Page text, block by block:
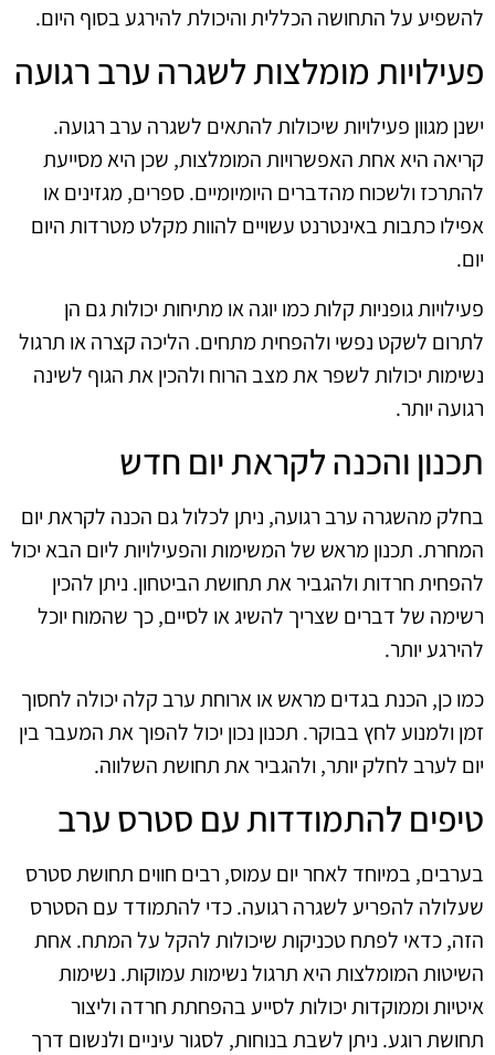
להשפיע על התחושה הכללית והיכולת להירגע בסוף היום.
פעילויות מומלצות לשגרה ערב רגועה
ישנן מגוון פעילויות שיכולות להתאים לשגרה ערב רגועה.
קריאה היא אחת האפשרויות המומלצות, שכן היא מסייעת
להתרכז ולשכוח מהדברים היומיומיים. ספרים, מגזינים או
אפילו כתבות באינטרנט עשויים להוות מקלט מטרדות היום
יום.
פעילויות גופניות קלות כמו יוגה או מתיחות יכולות גם הן
לתרום לשקט נפשי ולהפחית מתחים. הליכה קצרה או תרגול
נשימות יכולות לשפר את מצב הרוח ולהכין את הגוף לשינה
רגועה יותר.
תכנון והכנה לקראת יום חדש
בחלק מהשגרה ערב רגועה, ניתן לכלול גם הכנה לקראת יום
המחרת. תכנון מראש של המשימות והפעילויות ליום הבא יכול
להפחית חרדות ולהגביר את תחושת הביטחון. ניתן להכין
רשימה של דברים שצריך להשיג או לסיים, כך שהמוח יוכל
להירגע יותר.
כמו כן, הכנת בגדים מראש או ארוחת ערב קלה יכולה לחסוך
זמן ולמנוע לחץ בבוקר. תכנון נכון יכול להפוך את המעבר בין
יום לערב לחלק יותר, ולהגביר את תחושת השלווה.
טיפים להתמודדות עם סטרס ערב
בערבים, במיוחד לאחר יום עמוס, רבים חווים תחושת סטרס
שעלולה להפריע לשגרה רגועה. כדי להתמודד עם הסטרס
הזה, כדאי לפתח טכניקות שיכולות להקל על המתח. אחת
השיטות המומלצות היא תרגול נשימות עמוקות. נשימות
איטיות וממוקדות יכולות לסייע בהפחתת חרדה וליצור
תחושת רוגע. ניתן לשבת בנוחות, לסגור עיניים ולנשום דרך